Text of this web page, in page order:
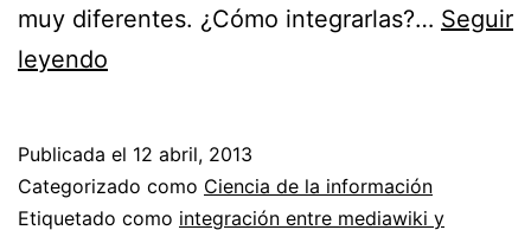
muy diferentes. ¿Cómo integrarlas?… Seguir
leyendo
del
sitio
Publicada el 12 abril, 2013
Categorizado como Ciencia de la información
Etiquetado como integración entre mediawiki y